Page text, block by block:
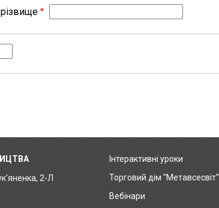
2-Л
Footer
menu
Інтерактивні уроки
Торговий дім "Метавсесвіт"
Вебінари